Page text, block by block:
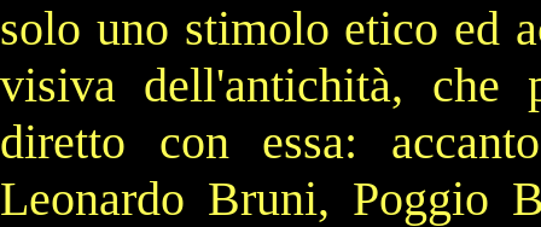
solo uno stimolo etico ed
visiva dell'antichità, che
diretto con essa:
Leonardo Bruni, Poggio